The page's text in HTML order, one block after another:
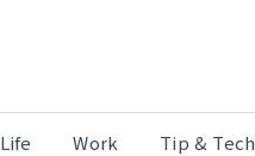
Life Work Tip & Tech